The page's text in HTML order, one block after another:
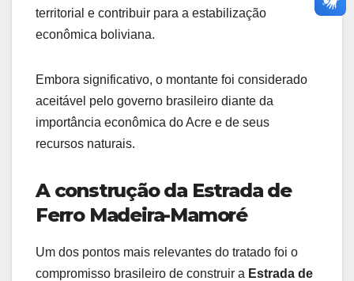
territorial e contribuir para a estabilização
econômica boliviana.
Embora significativo, o montante foi considerado
aceitável pelo governo brasileiro diante da
importância econômica do Acre e de seus
recursos naturais.
A construção da Estrada de
Ferro Madeira-Mamoré
Um dos pontos mais relevantes do tratado foi o
compromisso brasileiro de construir a Estrada de